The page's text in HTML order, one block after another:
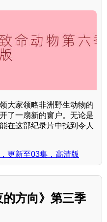
大家领略非洲野生动物的
了一扇新的窗户。无论是
在这部纪录片中找到令人
更新至03集，高清版
方向》第三季